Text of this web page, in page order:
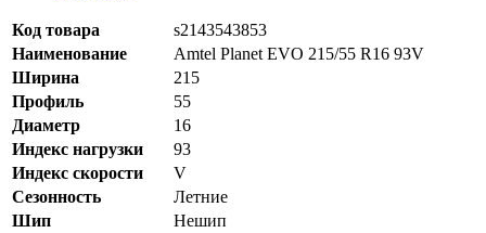
Код товара
s2143543853
Наименование
Amtel Planet EVO 215/55 R16 93V
Ширина
215
Профиль
55
Диаметр
16
Индекс нагрузки
93
Индекс скорости
V
Сезонность
Летние
Шип
Нешип